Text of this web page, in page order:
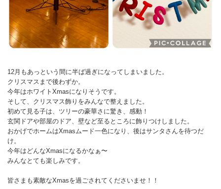
12月もあっという間に半ば過ぎになってしまいました。
クリスマスまで後わずか。
今年はホワイトXmasになりそうです。
そして、クリスマス飾りをみんなで整えました。
初めて見る子は、ツリーの豪華さに驚き、感動！
玄関ドアや部屋のドア、壁など至るところに飾りつけしました。
おかげでホームはXmasムード一色になり、後はサンタさんを待つだ
け。
今年はどんなXmasになるかなぁ〜
みんなとても楽しみです。
皆さまも素敵なXmasを過ごされてくださいませ！！